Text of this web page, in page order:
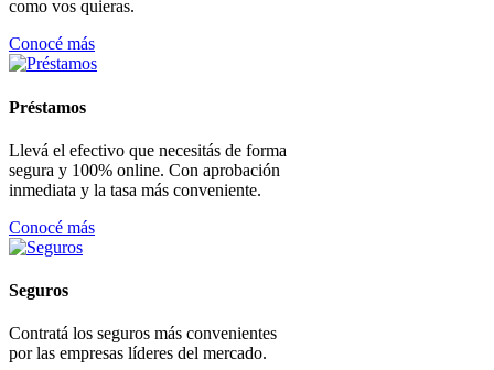
como vos quieras.
Conocé más
Préstamos
Llevá el efectivo que necesitás de forma
segura y 100% online. Con aprobación
inmediata y la tasa más conveniente.
Conocé más
Seguros
Contratá los seguros más convenientes
por las empresas líderes del mercado.